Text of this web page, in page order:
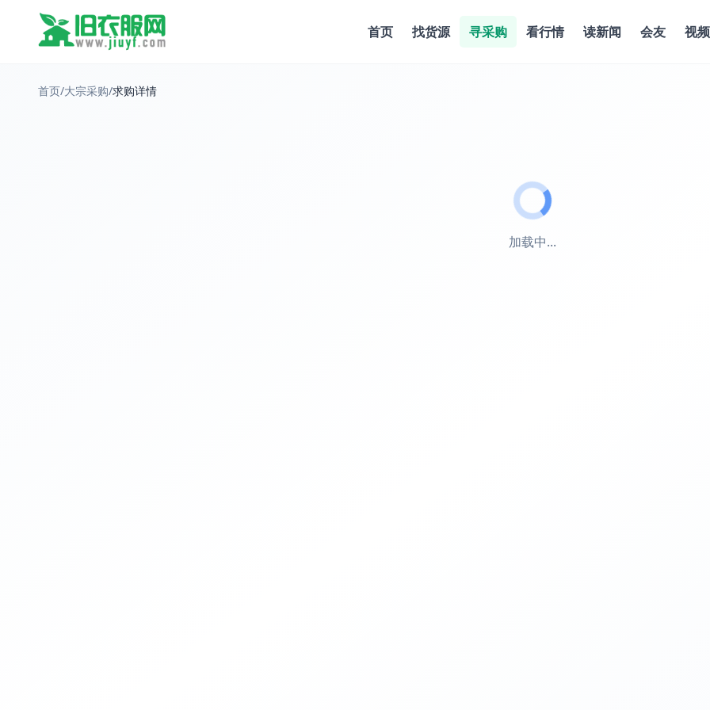
首页 找货源 寻采购 看行情 读新闻 会友 视频
首页/大宗采购/求购详情
加载中...